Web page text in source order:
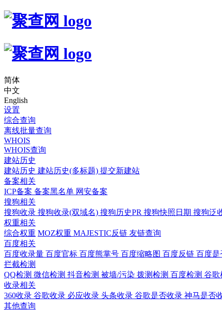
简体
中文
English
设置
综合查询
离线批量查询
WHOIS
WHOIS查询
建站历史
建站历史 建站历史(多标题) 提交新建站
备案相关
ICP备案 备案黑名单 网安备案
搜狗相关
搜狗收录 搜狗收录(双域名) 搜狗历史PR 搜狗快照日期 搜狗泛
权重相关
综合权重 MOZ权重 MAJESTIC反链 友链查询
百度相关
百度收录量 百度官标 百度熊掌号 百度缩略图 百度反链 百度
拦截检测
QQ检测 微信检测 抖音检测 被墙/污染 拨测检测 百度检测 谷
收录相关
360收录 谷歌收录 必应收录 头条收录 谷歌是否收录 神马是否
其他查询